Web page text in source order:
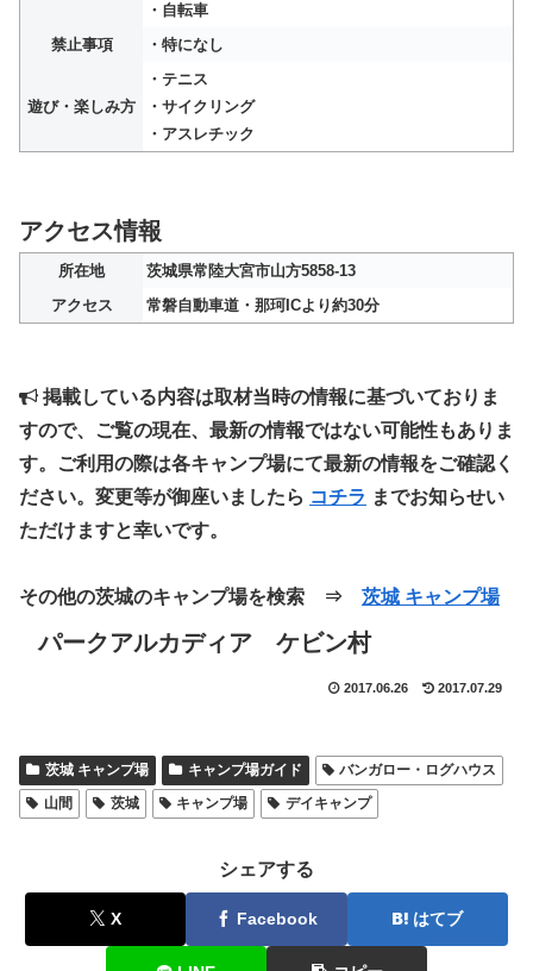
・自転車
禁止事項
・特になし
遊び・楽しみ方
・テニス
・サイクリング
・アスレチック
アクセス情報
所在地
茨城県常陸大宮市山方5858-13
アクセス
常磐自動車道・那珂ICより約30分
掲載している内容は取材当時の情報に基づいておりま
すので、ご覧の現在、最新の情報ではない可能性もありま
す。ご利用の際は各キャンプ場にて最新の情報をご確認く
ださい。変更等が御座いましたら コチラ までお知らせい
ただけますと幸いです。
その他の茨城のキャンプ場を検索 ⇒ 茨城 キャンプ場
パークアルカディア ケビン村
2017.06.26 2017.07.29
茨城 キャンプ場 キャンプ場ガイド
バンガロー・ログハウス
山間
茨城 キャンプ場 デイキャンプ
シェアする
X Facebook はてブ